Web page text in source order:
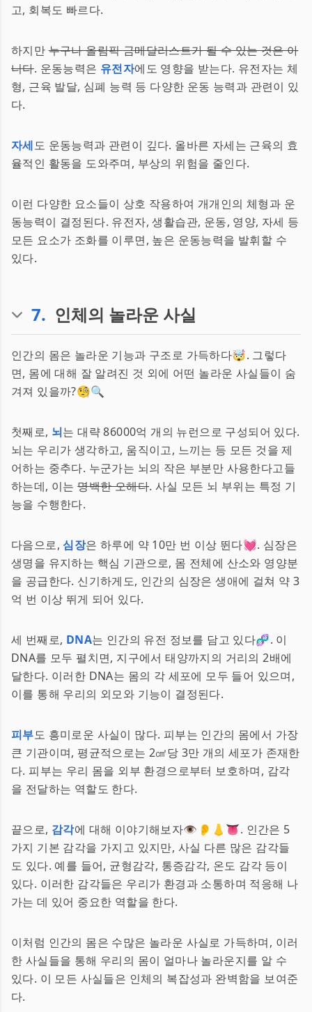
고, 회복도 빠르다.
하지만누구나 올림픽 금메달리스트가 될 수 있는 것은 아
니다. 운동능력은 유전자에도 영향을 받는다. 유전자는 체
형, 근육 발달, 심폐 능력 등 다양한 운동 능력과 관련이 있
다.
자세도 운동능력과 관련이 깊다. 올바른 자세는 근육의 효
율적인 활동을 도와주며, 부상의 위험을 줄인다.
이런 다양한 요소들이 상호 작용하여 개개인의 체형과 운
동능력이 결정된다. 유전자, 생활습관, 운동, 영양, 자세 등
모든 요소가 조화를 이루면, 높은 운동능력을 발휘할 수
있다.
7. 인체의 놀라운 사실
인간의 몸은 놀라운 기능과 구조로 가득하다🤯. 그렇다
면, 몸에 대해 잘 알려진 것 외에 어떤 놀라운 사실들이 숨
겨져 있을까?🧐🔍
첫째로, 뇌는 대략 86000억 개의 뉴런으로 구성되어 있다.
뇌는 우리가 생각하고, 움직이고, 느끼는 등 모든 것을 제
어하는 중추다. 누군가는 뇌의 작은 부분만 사용한다고들
하는데, 이는명백한 오해다. 사실 모든 뇌 부위는 특정 기
능을 수행한다.
다음으로, 심장은 하루에 약 10만 번 이상 뛴다💓. 심장은
생명을 유지하는 핵심 기관으로, 몸 전체에 산소와 영양분
을 공급한다. 신기하게도, 인간의 심장은 생애에 걸쳐 약 3
억 번 이상 뛰게 되어 있다.
세 번째로, DNA는 인간의 유전 정보를 담고 있다🧬. 이
DNA를 모두 펼치면, 지구에서 태양까지의 거리의 2배에
달한다. 이러한 DNA는 몸의 각 세포에 모두 들어 있으며,
이를 통해 우리의 외모와 기능이 결정된다.
피부도 흥미로운 사실이 많다. 피부는 인간의 몸에서 가장
큰 기관이며, 평균적으로는 2㎠당 3만 개의 세포가 존재한
다. 피부는 우리 몸을 외부 환경으로부터 보호하며, 감각
을 전달하는 역할도 한다.
끝으로, 감각에 대해 이야기해보자👁️👂👃👅. 인간은 5
가지 기본 감각을 가지고 있지만, 사실 다른 많은 감각들
도 있다. 예를 들어, 균형감각, 통증감각, 온도 감각 등이
있다. 이러한 감각들은 우리가 환경과 소통하며 적응해 나
가는 데 있어 중요한 역할을 한다.
이처럼 인간의 몸은 수많은 놀라운 사실로 가득하며, 이러
한 사실들을 통해 우리의 몸이 얼마나 놀라운지를 알 수
있다. 이 모든 사실들은 인체의 복잡성과 완벽함을 보여준
다.